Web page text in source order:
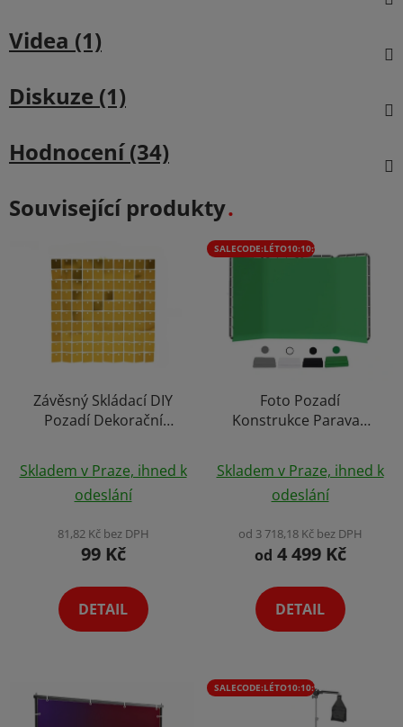
Videa (1)
Diskuze (1)
Hodnocení (34)
Související produkty
Závěsný Skládací DIY
Pozadí Dekorační
Zrcadlový Efekt Výběr
Barev
Skladem v Praze, ihned k
odeslání
81,82 Kč bez DPH
99 Kč
DETAIL
SALECODE:LÉTO10:10:%
Foto Pozadí
Konstrukce Paravan
Variant Přenosná
Šatnahodnocení
produktu
je
5,0
5
hvězdiček.
Skladem v Praze, ihned k
odeslání
od 3 718,18 Kč bez DPH
od 4 499 Kč
DETAIL
SALECODE:LÉTO10:10:%